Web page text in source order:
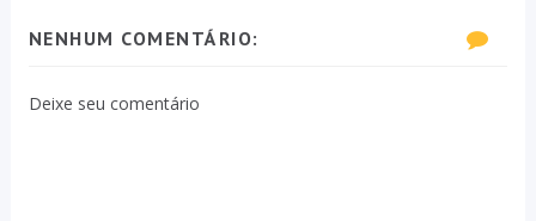
NENHUM COMENTÁRIO:
Deixe seu comentário